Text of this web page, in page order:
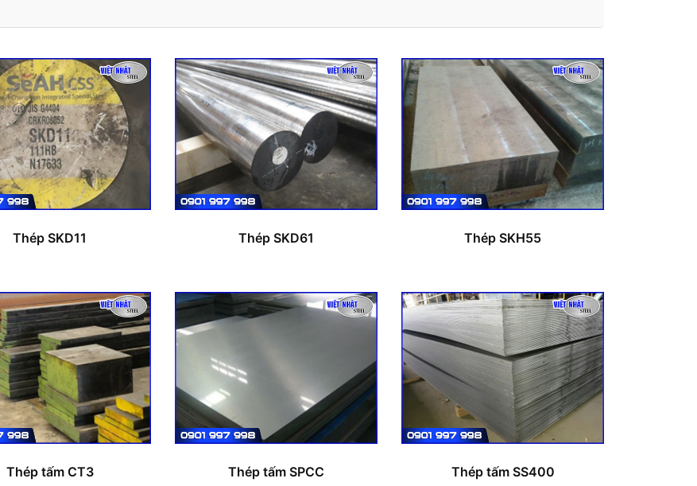
Thép SKD11 Thép SKD61 Thép SKH55
Thép tấm CT3 Thép tấm SPCC Thép tấm SS400